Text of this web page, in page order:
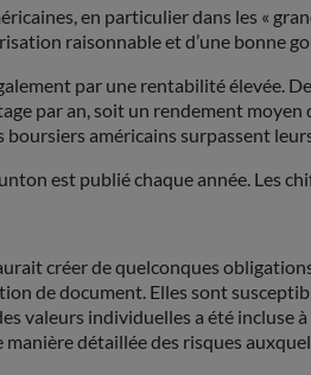
en particulier dans les «
raisonnable et d’une bonne
par une rentabilité élevée.
par an, soit un rendement moyen
boursiers américains surpassent
est publié chaque année. Les
créer de quelconques
de document. Elles sont
valeurs individuelles a été
détaillée des risques